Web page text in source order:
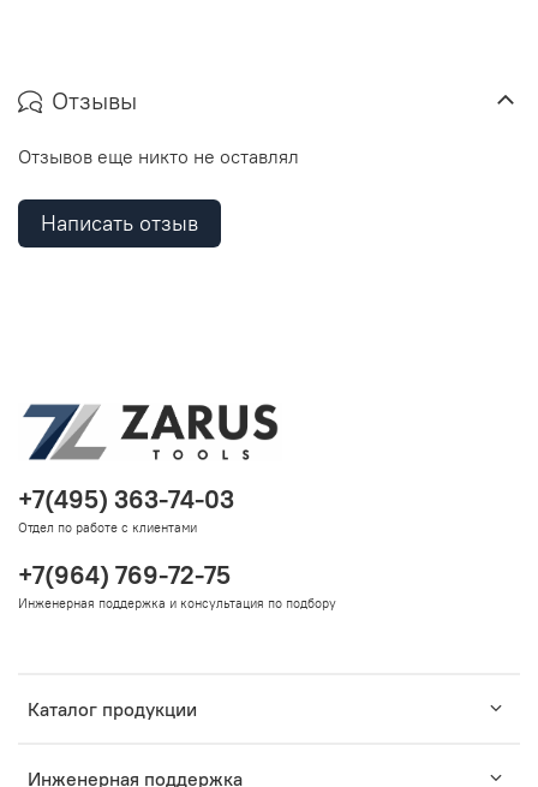
Отзывы
Отзывов еще никто не оставлял
Написать отзыв
Каталог продукции
Инженерная поддержка
+7(495) 363-74-03
Отдел по работе с клиентами
+7(964) 769-72-75
Инженерная поддержка и консультация по подбору